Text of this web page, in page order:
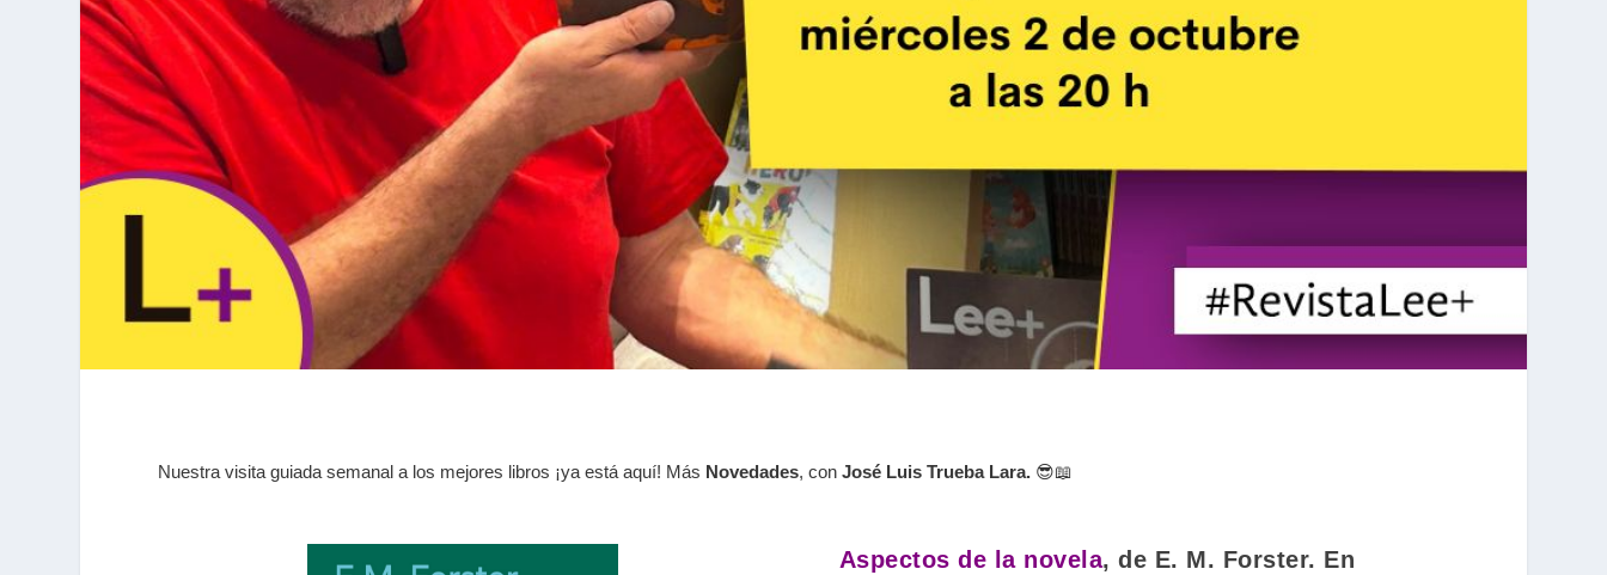
Nuestra visita guiada semanal a los mejores libros ¡ya está aquí! Más Novedades, con José Luis Trueba Lara. 😎📖
Aspectos de la novela, de E. M. Forster. En